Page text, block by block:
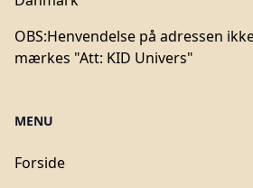
OBS:Henvendelse på adressen
mærkes "Att: KID Univers"
MENU
Forside